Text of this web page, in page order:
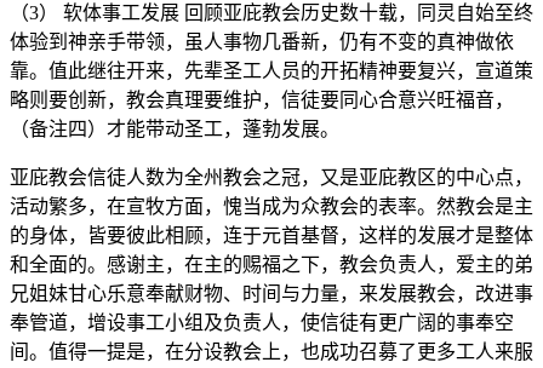
（3） 软体事工发展 回顾亚庇教会历史数十载，同灵自始至终
体验到神亲手带领，虽人事物几番新，仍有不变的真神做依
靠。值此继往开来，先辈圣工人员的开拓精神要复兴，宣道策
略则要创新，教会真理要维护，信徒要同心合意兴旺福音，
（备注四）才能带动圣工，蓬勃发展。
亚庇教会信徒人数为全州教会之冠，又是亚庇教区的中心点，
活动繁多，在宣牧方面，愧当成为众教会的表率。然教会是主
的身体，皆要彼此相顾，连于元首基督，这样的发展才是整体
和全面的。感谢主，在主的赐福之下，教会负责人，爱主的弟
兄姐妹甘心乐意奉献财物、时间与力量，来发展教会，改进事
奉管道，增设事工小组及负责人，使信徒有更广阔的事奉空
间。值得一提是，在分设教会上，也成功召募了更多工人来服